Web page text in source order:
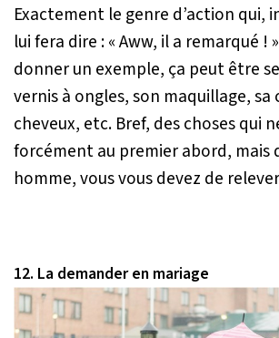
Exactement le genre d’action qui,
lui fera dire : « Aww, il a remarqué !
donner un exemple, ça peut être
vernis à ongles, son maquillage, sa
cheveux, etc. Bref, des choses qui
forcément au premier abord, mais
homme, vous vous devez de
12. La demander en mariage